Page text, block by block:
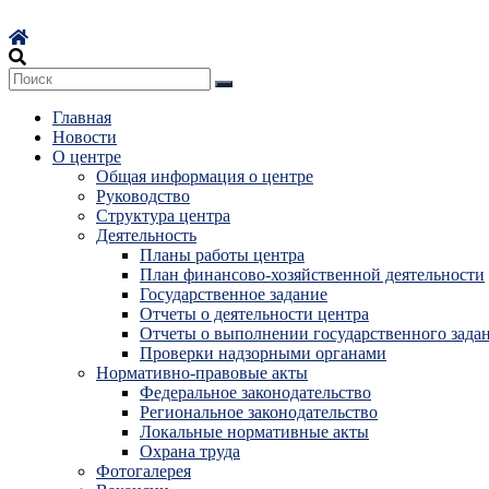
к
содержимому
Главная
Новости
О центре
Общая информация о центре
Руководство
Структура центра
Деятельность
Планы работы центра
План финансово-хозяйственной деятельности
Государственное задание
Отчеты о деятельности центра
Отчеты о выполнении государственного
Проверки надзорными органами
Нормативно-правовые акты
Федеральное законодательство
Региональное законодательство
Локальные нормативные акты
Охрана труда
Фотогалерея